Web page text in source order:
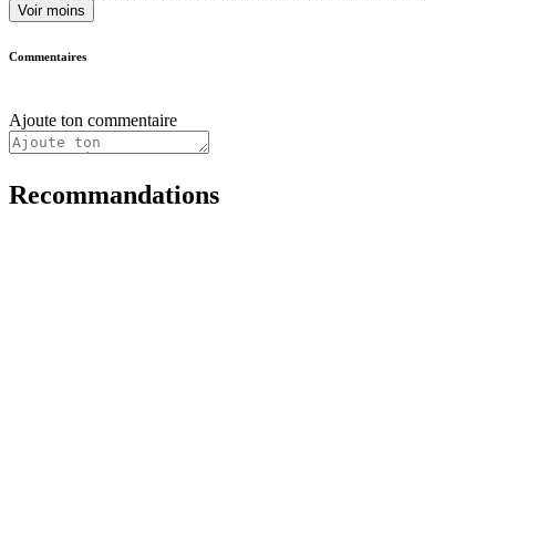
Voir moins
Commentaires
Ajoute ton commentaire
Recommandations